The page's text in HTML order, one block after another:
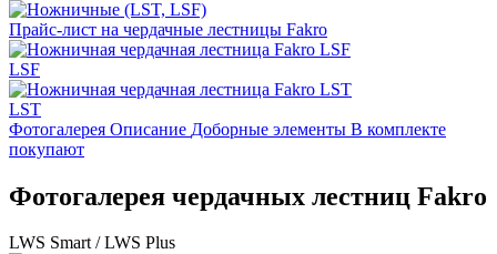
Прайс-лист на чердачные лестницы Fakro
LSF
LST
Фотогалерея Описание Доборные элементы В комплекте
покупают
Фотогалерея чердачных лестниц Fakro
LWS Smart / LWS Plus